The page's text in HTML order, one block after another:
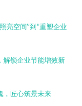
亮空间”到“重塑企业
解锁企业节能增效新
，匠心筑景未来